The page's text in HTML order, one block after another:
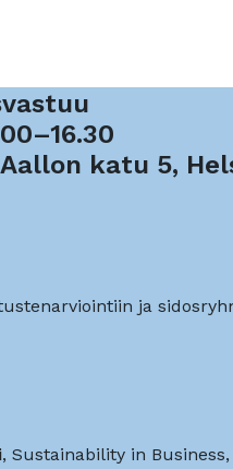
katu 5,
ja
, Sustainability in